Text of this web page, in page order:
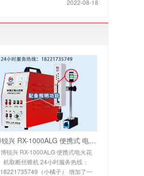
2022-08-18
博锐兴 RX-1000ALG 便携式 电火花取断丝锥机中心出水款 24小时服务热线：18221735
博锐兴 RX-1000ALG 便携式电火花
机取断丝锥机 24小时服务热线：
18221735749（小橘子） 增加了一